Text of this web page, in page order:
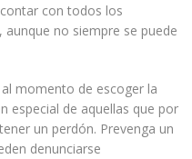
con todos los
no siempre se puede
momento de escoger la
especial de aquellas que por
un perdón. Prevenga un
denunciarse